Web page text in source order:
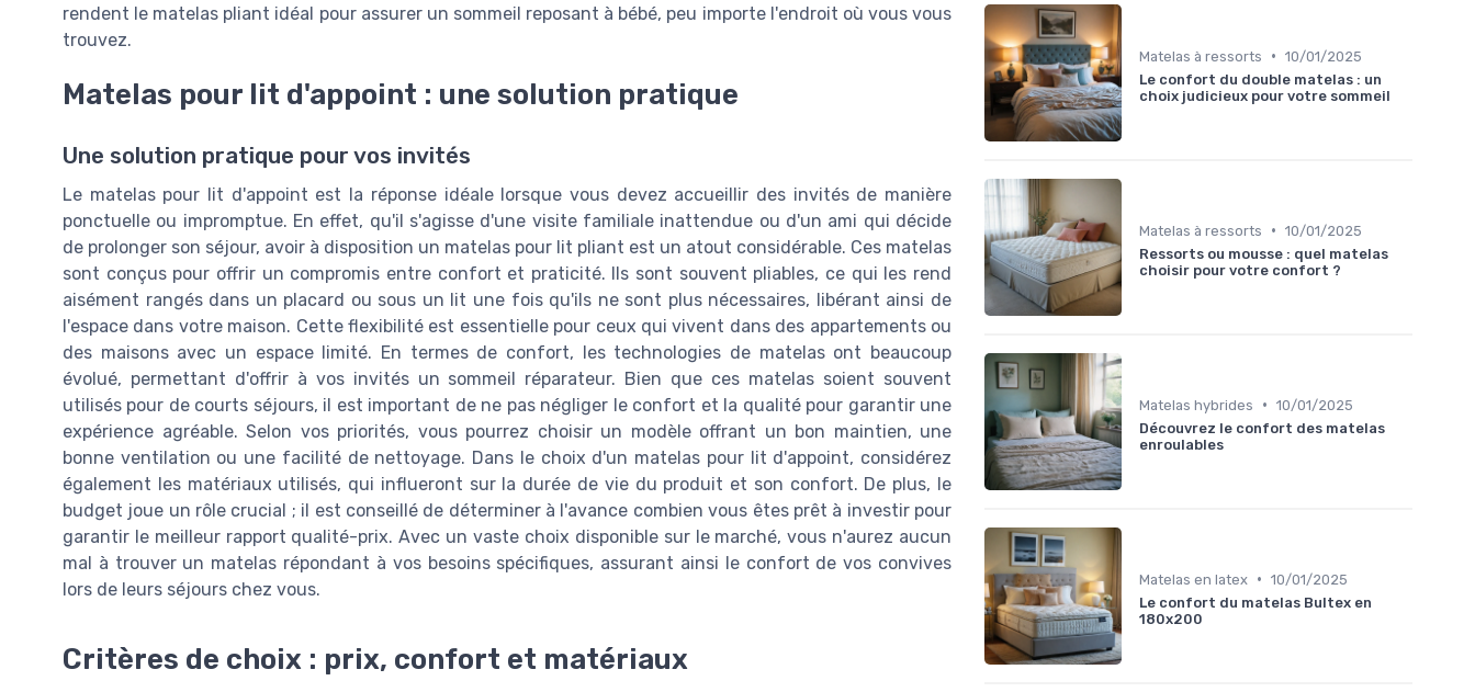
rendent le matelas pliant idéal pour assurer un sommeil reposant à bébé, peu importe l'endroit où vous vous
trouvez.
Matelas pour lit d'appoint : une solution pratique
Une solution pratique pour vos invités
Le matelas pour lit d'appoint est la réponse idéale lorsque vous devez accueillir des invités de manière
ponctuelle ou impromptue. En effet, qu'il s'agisse d'une visite familiale inattendue ou d'un ami qui décide
de prolonger son séjour, avoir à disposition un matelas pour lit pliant est un atout considérable. Ces matelas
sont conçus pour offrir un compromis entre confort et praticité. Ils sont souvent pliables, ce qui les rend
aisément rangés dans un placard ou sous un lit une fois qu'ils ne sont plus nécessaires, libérant ainsi de
l'espace dans votre maison. Cette flexibilité est essentielle pour ceux qui vivent dans des appartements ou
des maisons avec un espace limité. En termes de confort, les technologies de matelas ont beaucoup
évolué, permettant d'offrir à vos invités un sommeil réparateur. Bien que ces matelas soient souvent
utilisés pour de courts séjours, il est important de ne pas négliger le confort et la qualité pour garantir une
expérience agréable. Selon vos priorités, vous pourrez choisir un modèle offrant un bon maintien, une
bonne ventilation ou une facilité de nettoyage. Dans le choix d'un matelas pour lit d'appoint, considérez
également les matériaux utilisés, qui influeront sur la durée de vie du produit et son confort. De plus, le
budget joue un rôle crucial ; il est conseillé de déterminer à l'avance combien vous êtes prêt à investir pour
garantir le meilleur rapport qualité-prix. Avec un vaste choix disponible sur le marché, vous n'aurez aucun
mal à trouver un matelas répondant à vos besoins spécifiques, assurant ainsi le confort de vos convives
lors de leurs séjours chez vous.
Critères de choix : prix, confort et matériaux
Matelas à ressorts • 10/01/2025
Le confort du double matelas : un
choix judicieux pour votre sommeil
Matelas à ressorts • 10/01/2025
Ressorts ou mousse : quel matelas
choisir pour votre confort ?
Matelas hybrides • 10/01/2025
Découvrez le confort des matelas
enroulables
Matelas en latex • 10/01/2025
Le confort du matelas Bultex en
180x200